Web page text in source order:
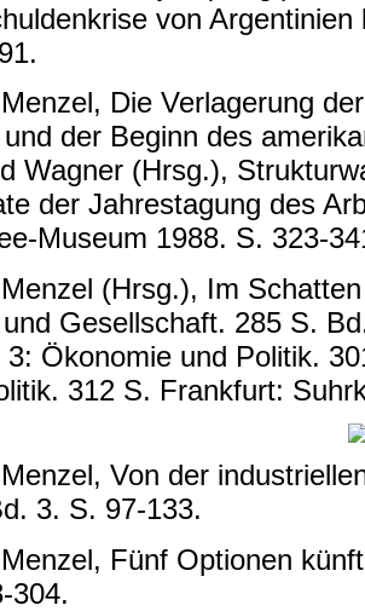
von
Die Verlagerung
der Beginn des
Wagner (Hrsg.),
der Jahrestagung des
Museum 1988. S. 323-
(Hrsg.), Im
Gesellschaft. 285 S.
3: Ökonomie und Politik.
312 S. Frankfurt:
Von der
3. S. 97-133.
Fünf Optionen
304.